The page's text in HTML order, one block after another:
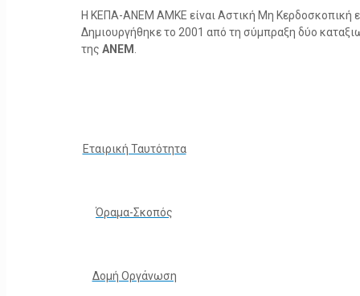
Η ΚΕΠΑ-ΑΝΕΜ ΑΜΚΕ είναι Αστική Μη Κερδοσκοπική
Δημιουργήθηκε το 2001 από τη σύμπραξη δύο
της ΑΝΕΜ
Εταιρική Ταυτότητα
Όραμα-Σκοπός
Δομή Οργάνωση